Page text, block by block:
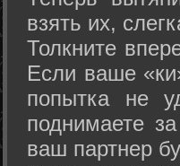
взять их,
Толкните
Если ваше
попытка не
поднимаете
ваш партнер